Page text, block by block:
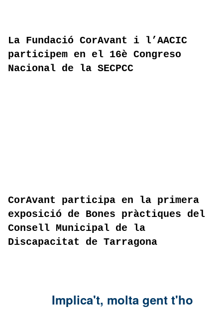
La Fundació CorAvant i l’AACIC
participem en el 16è Congreso
Nacional de la SECPCC
CorAvant participa en la primera
exposició de Bones pràctiques del
Consell Municipal de la
Discapacitat de Tarragona
Implica't, molta gent t'ho